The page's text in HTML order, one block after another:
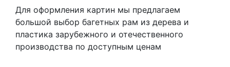
Для оформления картин мы предлагаем
большой выбор багетных рам из дерева и
пластика зарубежного и отечественного
производства по доступным ценам